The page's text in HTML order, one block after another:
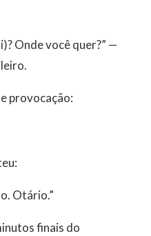
Onde você quer?” —
provocação:
Otário.”
finais do